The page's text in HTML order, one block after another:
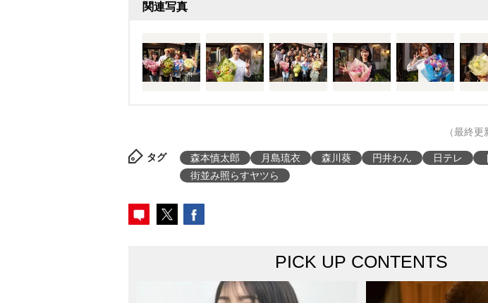
関連写真
（最終
タグ 森本慎太郎 月島琉衣 森川葵 円井わん 日テレ
街並み照らすヤツら
PICK UP CONTENTS